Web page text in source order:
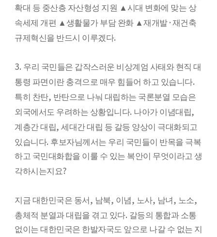
확대 등 중산층 자산형성 지원 ▲ 시대 변화에 맞는 상
속세제 개편 ▲ 생활물가 부담 완화 ▲ 재개발· 재건축
규제혁신을 반드시 이루겠다.
3. 우리 국민들은 갑작스러운 비상계엄 사태와 현직 대
통령 파면이란 충격으로 매우 힘들어 하고 있습니다.
특히 찬탄, 반탄으로 나눠 대립하는 국론분열 모습은
외국에서도 우려하는 상황입니다. 나아가 이념대립,
계층간 대립, 세대간 대립 등 갈등 양상이 극대화되고
있습니다. 후보자님께서는 우리 국민들이 반목을 극복
하고 국민대화합을 이룰 수 있는 복안이 무엇이라고 생
각하시는지요?
지금 대한민국은 동서 , 남북, 이념, 노사, 남녀 , 노소,
총체적 분열과 대립을 겪고 있다. 갈등의 통합과 소통
없이는 대한민국은 한발자국도 앞으로 나갈 수 없는 지